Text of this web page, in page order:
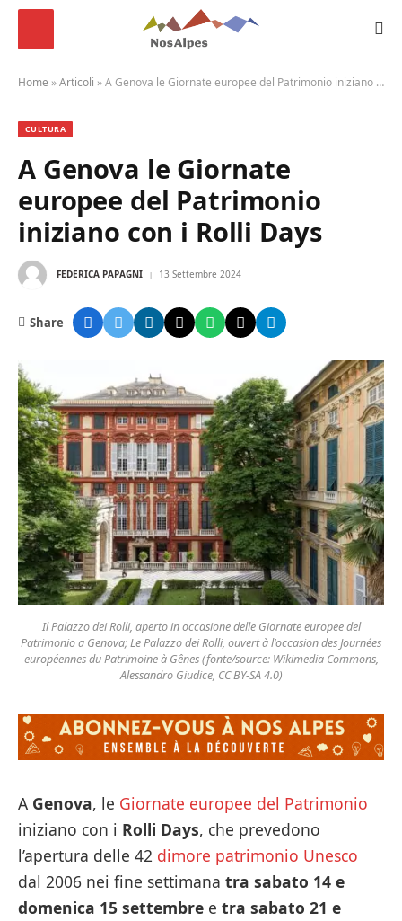
Home »Articoli »A Genova le Giornate europee del Patrimonio iniziano con i Rolli Days
CULTURA
A Genova le Giornate
europee del Patrimonio
iniziano con i Rolli Days
FEDERICA PAPAGNI 13 Settembre 2024
Share
Il Palazzo dei Rolli, aperto in occasione delle Giornate europee del
Patrimonio a Genova; Le Palazzo dei Rolli, ouvert à l'occasion des Journées
européennes du Patrimoine à Gênes (fonte/source: Wikimedia Commons,
Alessandro Giudice, CC BY-SA 4.0)
A Genova, le Giornate europee del Patrimonio
iniziano con i Rolli Days, che prevedono
l’apertura delle 42 dimore patrimonio Unesco
dal 2006 nei fine settimana tra sabato 14 e
domenica 15 settembre e tra sabato 21 e